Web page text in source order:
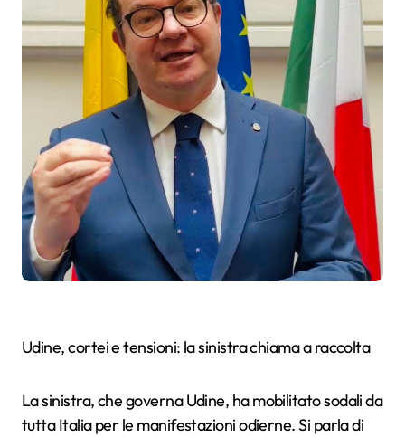
Udine, cortei e tensioni: la sinistra chiama a raccolta
La sinistra, che governa Udine, ha mobilitato sodali da
tutta Italia per le manifestazioni odierne. Si parla di